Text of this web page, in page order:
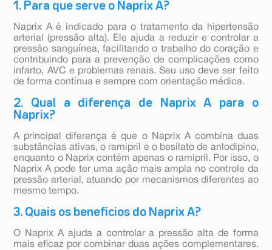
1. Para que serve o Naprix A?
Naprix A é indicado para o tratamento da hipertensão
arterial (pressão alta). Ele ajuda a reduzir e controlar a
pressão sanguínea, facilitando o trabalho do coração e
contribuindo para a prevenção de complicações como
infarto, AVC e problemas renais. Seu uso deve ser feito
de forma contínua e sempre com orientação médica.
2. Qual a diferença de Naprix A para o
Naprix?
A principal diferença é que o Naprix A combina duas
substâncias ativas, o ramipril e o besilato de anlodipino,
enquanto o Naprix contém apenas o ramipril. Por isso, o
Naprix A pode ter uma ação mais ampla no controle da
pressão arterial, atuando por mecanismos diferentes ao
mesmo tempo.
3. Quais os benefícios do Naprix A?
O Naprix A ajuda a controlar a pressão alta de forma
mais eficaz por combinar duas ações complementares.